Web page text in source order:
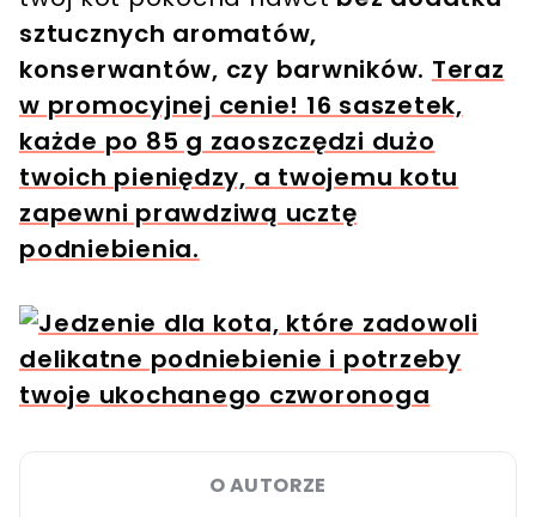
sztucznych aromatów,
konserwantów, czy barwników. Teraz
w promocyjnej cenie! 16 saszetek,
każde po 85 g zaoszczędzi dużo
twoich pieniędzy, a twojemu kotu
zapewni prawdziwą ucztę
podniebienia.
O AUTORZE